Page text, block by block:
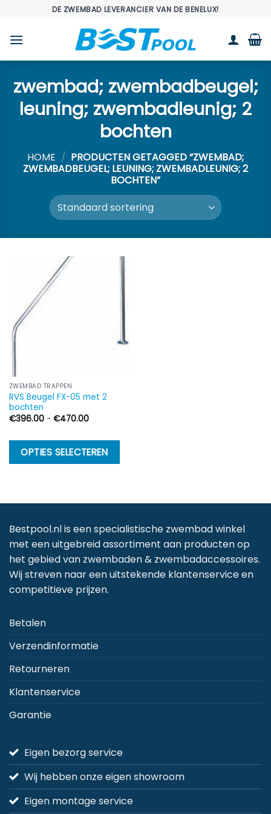
inhoud
DE ZWEMBAD LEVERANCIER VAN DE BENELUX!
zwembad; zwembadbeugel;
leuning; zwembadleunig; 2
bochten
HOME / PRODUCTEN GETAGGED “ZWEMBAD;
ZWEMBADBEUGEL; LEUNING; ZWEMBADLEUNIG; 2
BOCHTEN”
ZWEMBAD TRAPPEN
RVS Beugel FX-05 met 2
bochten
€396.00 - €470.00Prijsklasse:
€470.00
OPTIES SELECTEREN
variaties.
Deze
optie
kan
gekozen
Bestpool.nl is een specialistische zwembad winkel
met een uitgebreid assortiment aan producten op
het gebied van zwembaden & zwembadaccessoires.
Wij streven naar een uitstekende klantenservice en
competitieve prijzen.
Betalen
Verzendinformatie
Retourneren
Klantenservice
Garantie
Eigen bezorg service
Wij hebben onze eigen showroom
Eigen montage service